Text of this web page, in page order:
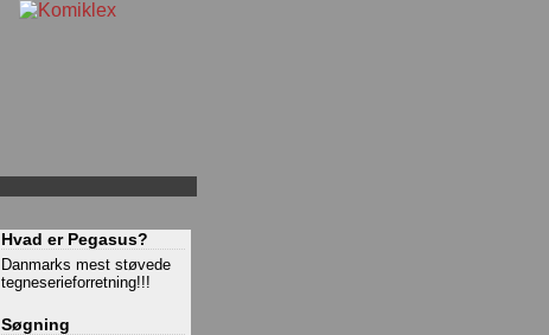
Hvad er Pegasus?
Danmarks mest støvede
tegneserieforretning!!!
Søgning